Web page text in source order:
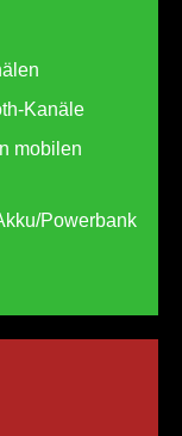
Kanäle
mobilen
Powerbank